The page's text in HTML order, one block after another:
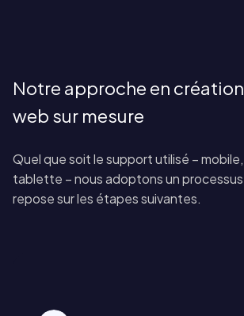
Notre approche en
web sur mesure
Quel que soit le support utilisé –
tablette – nous adoptons un
repose sur les étapes suivantes.